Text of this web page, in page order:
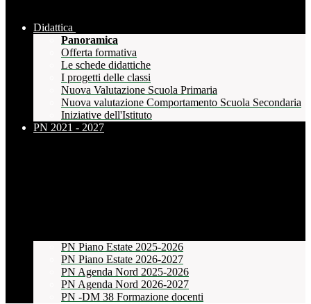
Didattica
Panoramica
Offerta formativa
Le schede didattiche
I progetti delle classi
Nuova Valutazione Scuola Primaria
Nuova valutazione Comportamento Scuola Secondaria
Iniziative dell'Istituto
PN 2021 - 2027
PN Piano Estate 2025-2026
PN Piano Estate 2026-2027
PN Agenda Nord 2025-2026
PN Agenda Nord 2026-2027
PN -DM 38 Formazione docenti